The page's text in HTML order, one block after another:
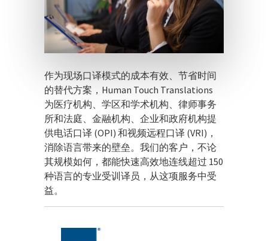
作为现场口译模式的成本有效、节省时间
的替代方案，Human Touch Translations
为医疗机构、学区和学术机构、律师事务
所和法庭、金融机构、企业和政府机构提
供电话口译 (OPI) 和视频远程口译 (VRI)，
消除语言带来的壁垒。我们的客户，不论
其规模如何，都能快速高效地连线超过 150
种语言的专业受训译员，从这项服务中受
益。